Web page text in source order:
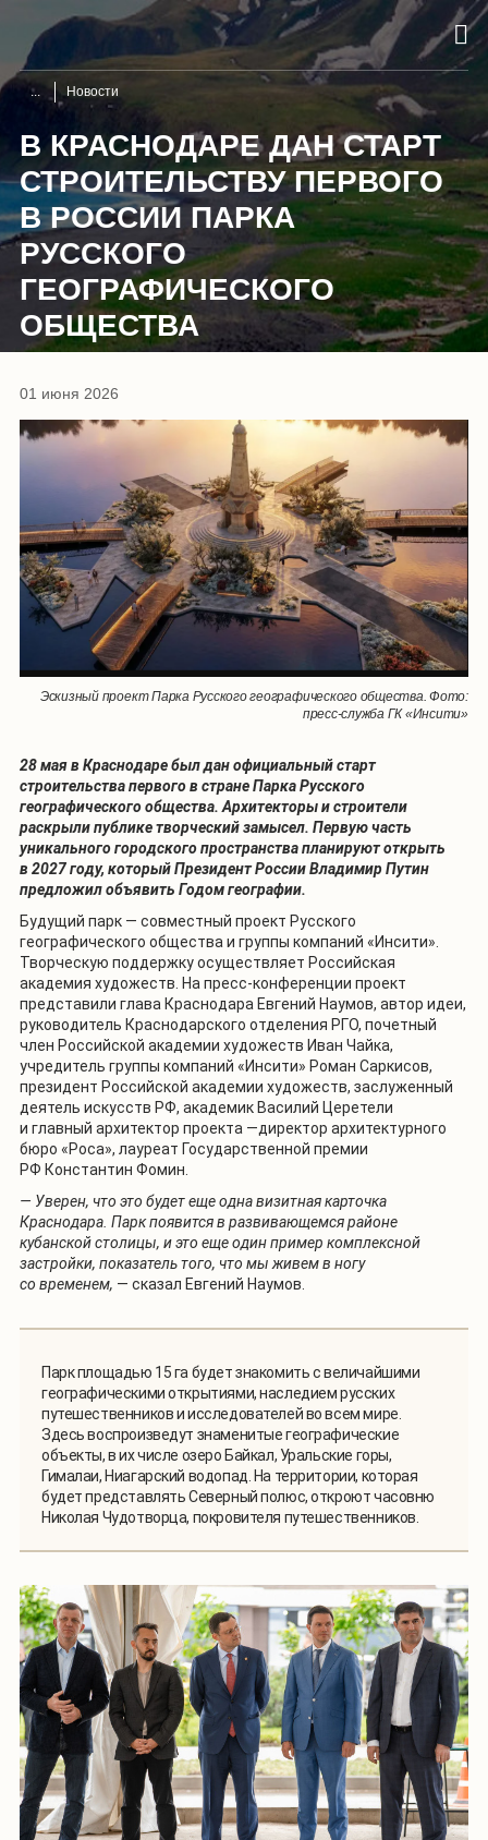
Новости
В КРАСНОДАРЕ ДАН СТАРТ
СТРОИТЕЛЬСТВУ ПЕРВОГО
В РОССИИ ПАРКА
РУССКОГО
ГЕОГРАФИЧЕСКОГО
ОБЩЕСТВА
01 июня 2026
Эскизный проект Парка Русского географического общества. Фото:
пресс-служба ГК «Инсити»
28 мая в Краснодаре был дан официальный старт
строительства первого в стране Парка Русского
географического общества. Архитекторы и строители
раскрыли публике творческий замысел. Первую часть
уникального городского пространства планируют открыть
в 2027 году, который Президент России Владимир Путин
предложил объявить Годом географии.
Будущий парк — совместный проект Русского
географического общества и группы компаний «Инсити».
Творческую поддержку осуществляет Российская
академия художеств. На пресс-конференции проект
представили глава Краснодара Евгений Наумов, автор идеи,
руководитель Краснодарского отделения РГО, почетный
член Российской академии художеств Иван Чайка,
учредитель группы компаний «Инсити» Роман Саркисов,
президент Российской академии художеств, заслуженный
деятель искусств РФ, академик Василий Церетели
и главный архитектор проекта —директор архитектурного
бюро «Роса», лауреат Государственной премии
РФ Константин Фомин.
— Уверен, что это будет еще одна визитная карточка
Краснодара. Парк появится в развивающемся районе
кубанской столицы, и это еще один пример комплексной
застройки, показатель того, что мы живем в ногу
со временем, — сказал Евгений Наумов.
Парк площадью 15 га будет знакомить с величайшими
географическими открытиями, наследием русских
путешественников и исследователей во всем мире.
Здесь воспроизведут знаменитые географические
объекты, в их числе озеро Байкал, Уральские горы,
Гималаи, Ниагарский водопад. На территории, которая
будет представлять Северный полюс, откроют часовню
Николая Чудотворца, покровителя путешественников.